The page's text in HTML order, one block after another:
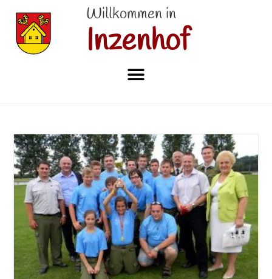
Willkommen in
Inzenhof